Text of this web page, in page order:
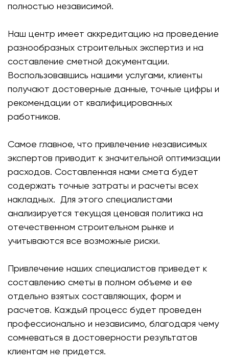
полностью независимой.
Наш центр имеет аккредитацию на проведение
разнообразных строительных экспертиз и на
составление сметной документации.
Воспользовавшись нашими услугами, клиенты
получают достоверные данные, точные цифры и
рекомендации от квалифицированных
работников.
Самое главное, что привлечение независимых
экспертов приводит к значительной оптимизации
расходов. Составленная нами смета будет
содержать точные затраты и расчеты всех
накладных. Для этого специалистами
анализируется текущая ценовая политика на
отечественном строительном рынке и
учитываются все возможные риски.
Привлечение наших специалистов приведет к
составлению сметы в полном объеме и ее
отдельно взятых составляющих, форм и
расчетов. Каждый процесс будет проведен
профессионально и независимо, благодаря чему
сомневаться в достоверности результатов
клиентам не придется.